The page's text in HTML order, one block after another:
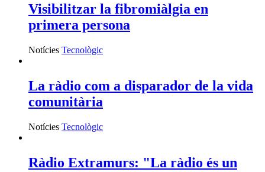
Visibilitzar la fibromiàlgia en
primera persona
Notícies Tecnològic
La ràdio com a disparador de la vida
comunitària
Notícies Tecnològic
Ràdio Extramurs: "La ràdio és un